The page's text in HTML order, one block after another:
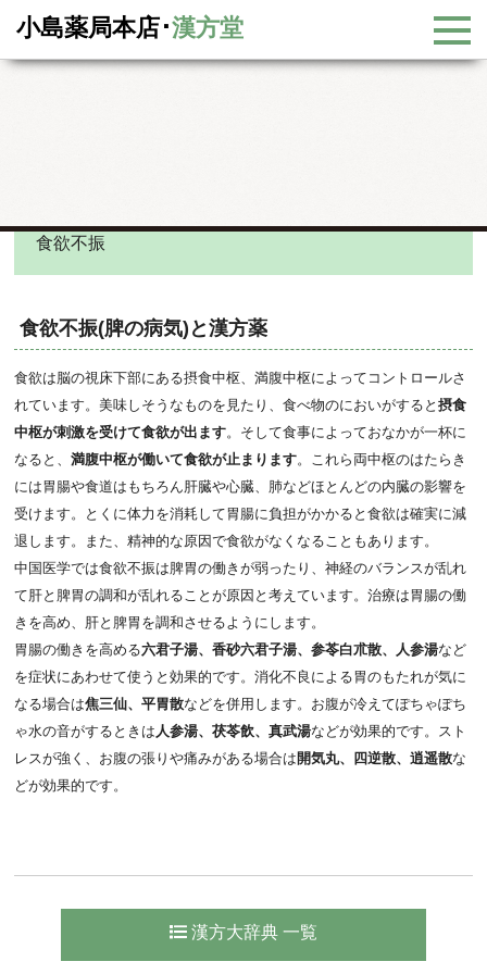
小島薬局本店･漢方堂
食欲不振
食欲不振(脾の病気)と漢方薬
食欲は脳の視床下部にある摂食中枢、満腹中枢によってコントロールさ
れています。美味しそうなものを見たり、食べ物のにおいがすると摂食
中枢が刺激を受けて食欲が出ます。そして食事によっておなかが一杯に
なると、満腹中枢が働いて食欲が止まります。これら両中枢のはたらき
には胃腸や食道はもちろん肝臓や心臓、肺などほとんどの内臓の影響を
受けます。とくに体力を消耗して胃腸に負担がかかると食欲は確実に減
退します。また、精神的な原因で食欲がなくなることもあります。
中国医学では食欲不振は脾胃の働きが弱ったり、神経のバランスが乱れ
て肝と脾胃の調和が乱れることが原因と考えています。治療は胃腸の働
きを高め、肝と脾胃を調和させるようにします。
胃腸の働きを高める六君子湯、香砂六君子湯、参苓白朮散、人参湯など
を症状にあわせて使うと効果的です。消化不良による胃のもたれが気に
なる場合は焦三仙、平胃散などを併用します。お腹が冷えてぽちゃぽち
ゃ水の音がするときは 人参湯、茯苓飲、真武湯などが効果的です。スト
レスが強く、お腹の張りや痛みがある場合は 開気丸、四逆散、逍遥散な
どが効果的です。
漢方大辞典 一覧